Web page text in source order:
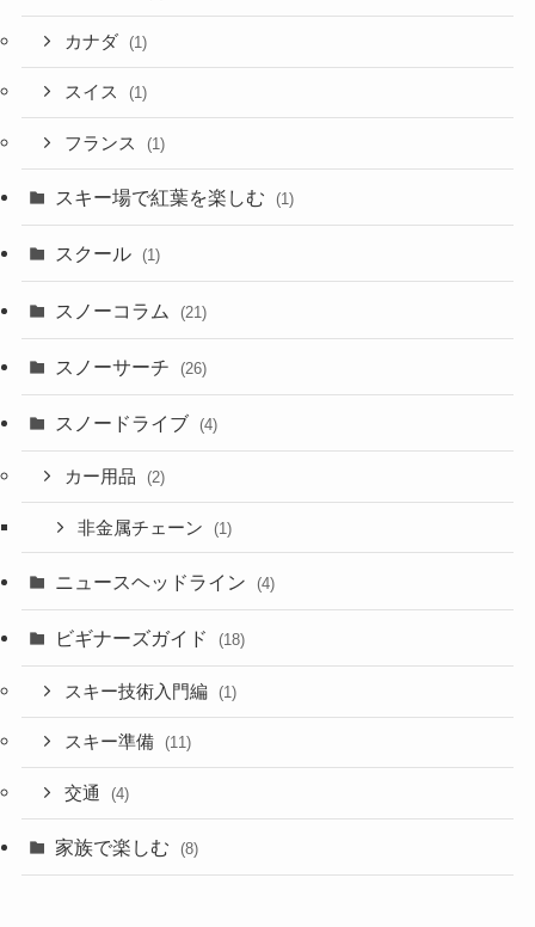
カナダ (1)
スイス (1)
フランス (1)
スキー場で紅葉を楽しむ (1)
スクール (1)
スノーコラム (21)
スノーサーチ (26)
スノードライブ (4)
カー用品 (2)
非金属チェーン (1)
ニュースヘッドライン (4)
ビギナーズガイド (18)
スキー技術入門編 (1)
スキー準備 (11)
交通 (4)
家族で楽しむ (8)